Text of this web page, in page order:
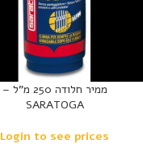
ממיר חלודה 250 מ”ל –
SARATOGA
Login to see prices